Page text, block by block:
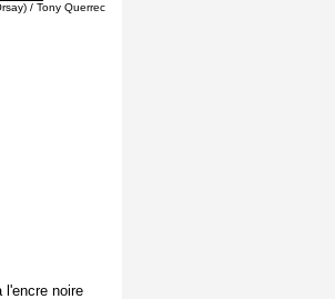
/ Tony Querrec
l'encre noire